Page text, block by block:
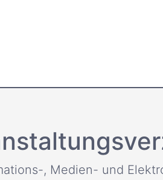
, Medien- und